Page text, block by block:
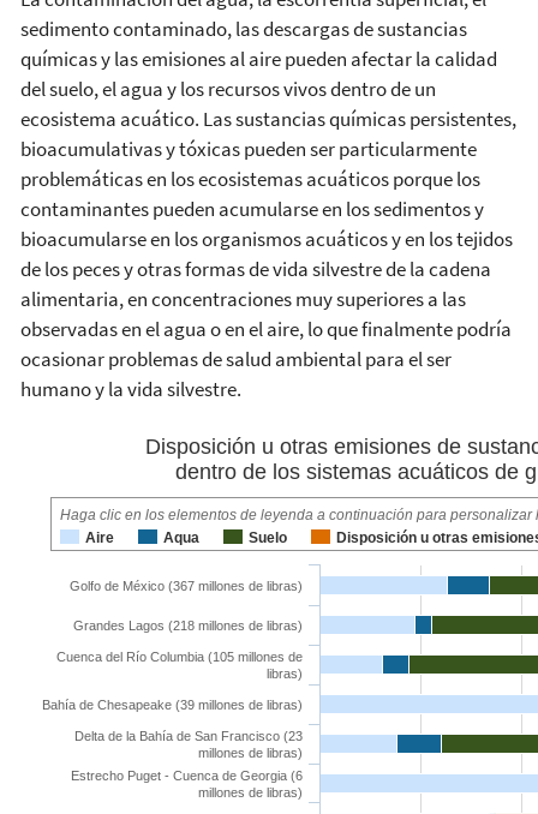
sedimento contaminado, las descargas de sustancias
químicas y las emisiones al aire pueden afectar la calidad
del suelo, el agua y los recursos vivos dentro de un
ecosistema acuático. Las sustancias químicas persistentes,
bioacumulativas y tóxicas pueden ser particularmente
problemáticas en los ecosistemas acuáticos porque los
contaminantes pueden acumularse en los sedimentos y
bioacumularse en los organismos acuáticos y en los tejidos
de los peces y otras formas de vida silvestre de la cadena
alimentaria, en concentraciones muy superiores a las
observadas en el agua o en el aire, lo que finalmente podría
ocasionar problemas de salud ambiental para el ser
humano y la vida silvestre.
Disposición u otras emisiones de
dentro de los sistemas acuáticos de
Aire Aqua Suelo Disposición u otras
Haga clic en los elementos de leyenda a continuación para
Golfo de México (367 millones de libras)
Grandes Lagos (218 millones de libras)
Cuenca del Río Columbia (105 millones de
libras)
Bahía de Chesapeake (39 millones de libras)
Delta de la Bahía de San Francisco (23
millones de libras)
Estrecho Puget - Cuenca de Georgia (6
millones de libras)